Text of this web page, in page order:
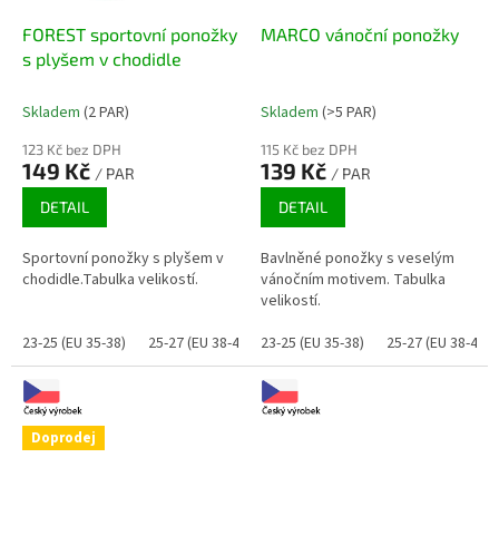
FOREST sportovní ponožky
s plyšem v chodidle
Skladem (2 PAR)
123 Kč bez DPH
149 Kč / PAR
DETAIL
Sportovní ponožky s plyšem v
chodidle.Tabulka velikostí.
23-25 (EU 35-38) 25-27 (EU 38-41) 26-28 (EU 39-42) 29-31 (EU 43-
MARCO vánoční ponožky
Skladem (>5 PAR)
115 Kč bez DPH
139 Kč / PAR
DETAIL
Bavlněné ponožky s veselým
vánočním motivem. Tabulka
velikostí.
23-25 (EU 35-38)
25-27 (EU 38-41)
Doprodej